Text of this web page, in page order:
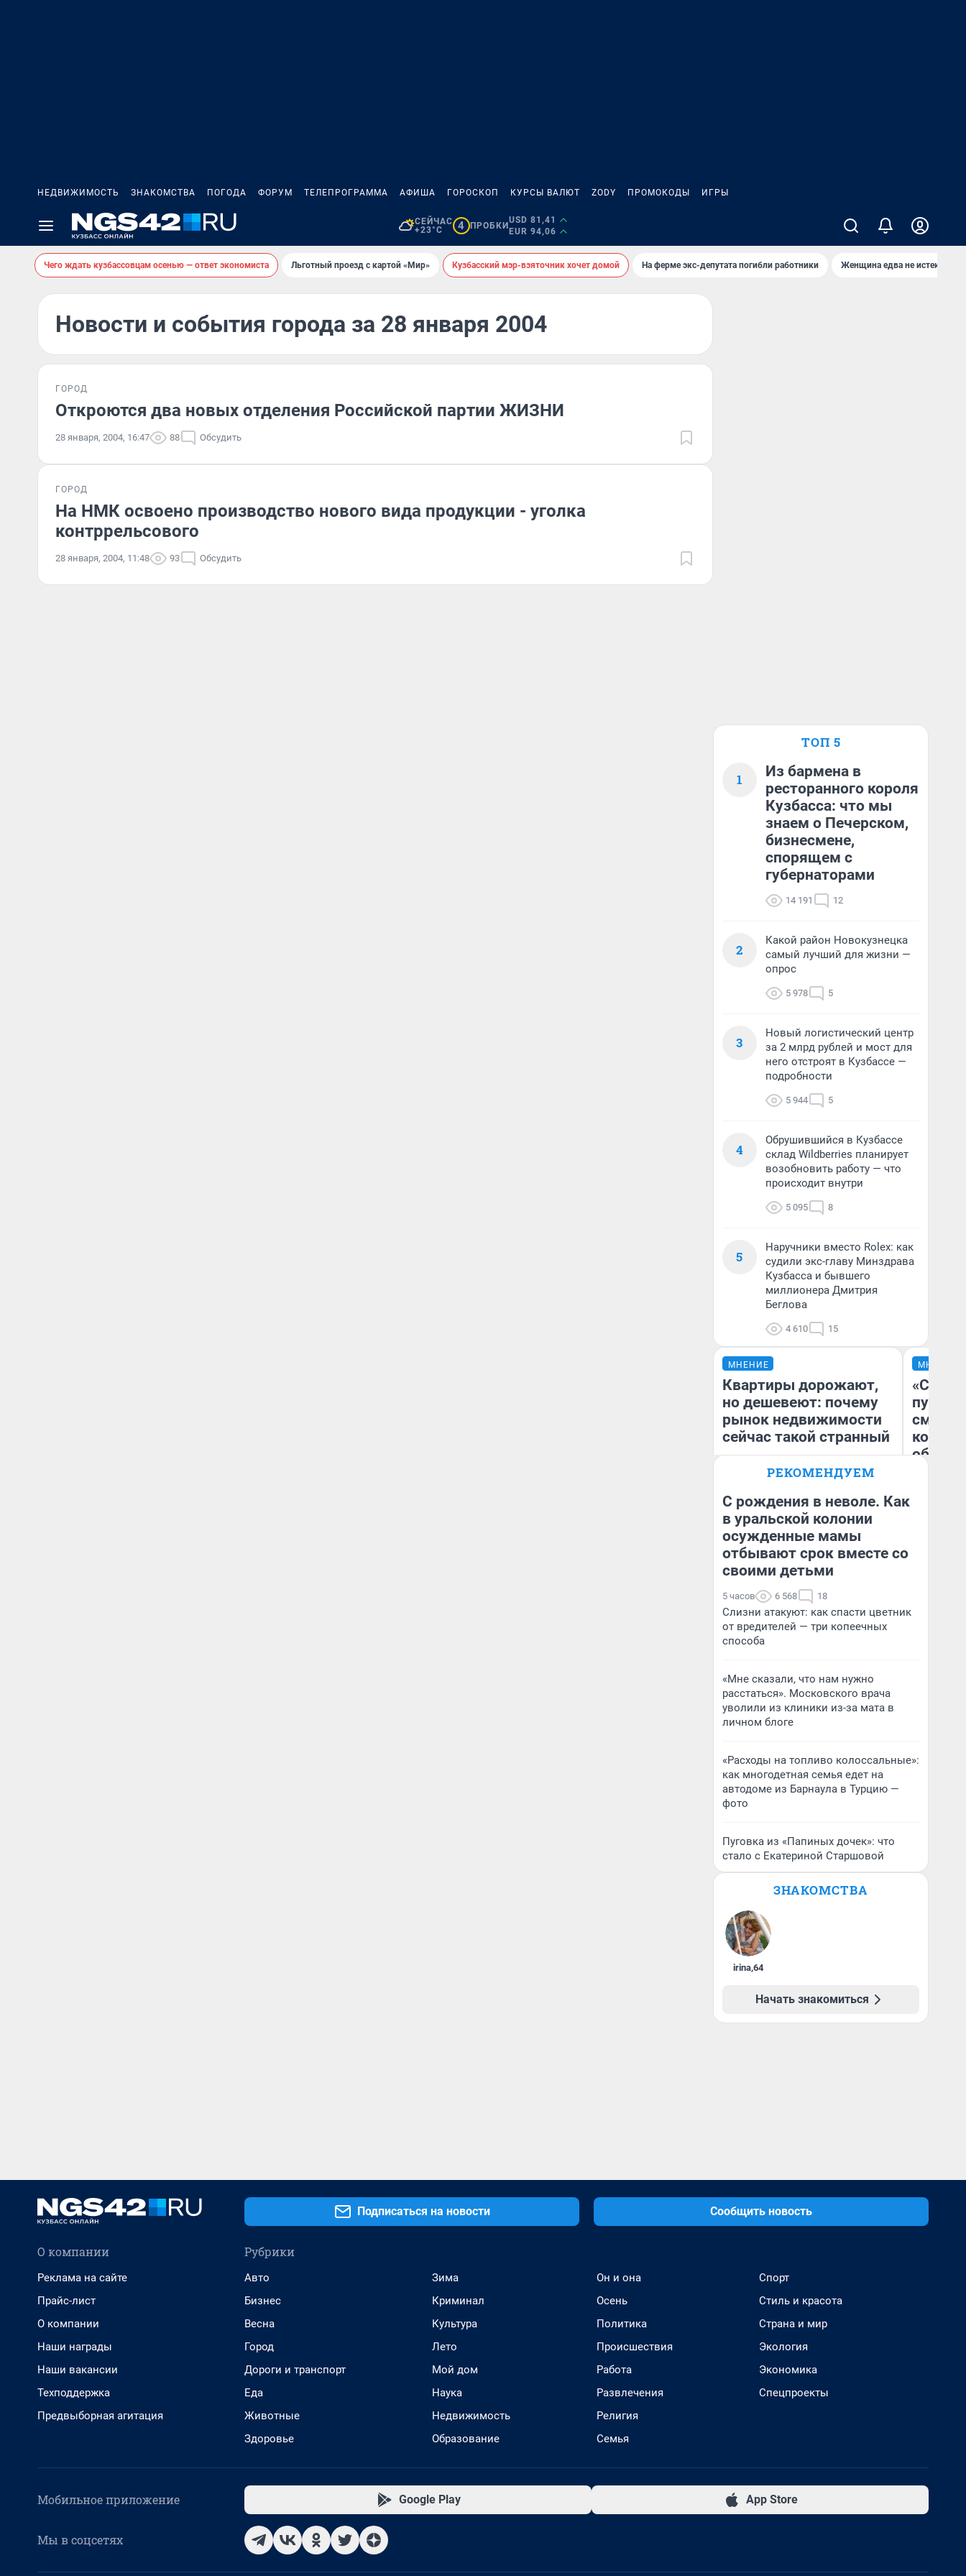
НЕДВИЖИМОСТЬ ЗНАКОМСТВА ПОГОДА ФОРУМ ТЕЛЕПРОГРАММА АФИША ГОРОСКОП КУРСЫ ВАЛЮТ ZODY ПРОМОКОДЫ ИГРЫ
СЕЙЧАС
+23°C
4 ПРОБКИ
USD 81,41
EUR 94,06
Чего ждать кузбассовцам осенью — ответ экономиста Льготный проезд с картой «Мир» Кузбасский мэр-взяточник хочет домой На ферме экс-депутата погибли работники Женщина едва не истекла
Новости и события города за 28 января 2004
ГОРОД
Откроются два новых отделения Российской партии ЖИЗНИ
28 января, 2004, 16:47 88 Обсудить
ГОРОД
На НМК освоено производство нового вида продукции - уголка
контррельсового
28 января, 2004, 11:48 93 Обсудить
ТОП 5
1
Из бармена в
ресторанного короля
Кузбасса: что мы
знаем о Печерском,
бизнесмене,
спорящем с
губернаторами
14 191 12
2
Какой район Новокузнецка
самый лучший для жизни —
опрос
5 978 5
3
Новый логистический центр
за 2 млрд рублей и мост для
него отстроят в Кузбассе —
подробности
5 944 5
4
Обрушившийся в Кузбассе
склад Wildberries планирует
возобновить работу — что
происходит внутри
5 095 8
5
Наручники вместо Rolex: как
судили экс-главу Минздрава
Кузбасса и бывшего
миллионера Дмитрия
Беглова
4 610 15
МНЕНИЕ
Квартиры дорожают,
но дешевеют: почему
рынок недвижимости
сейчас такой странный
Екатерина Торопова
директор агентства
недвижимости
МНЕНИЕ
РЕКОМЕНДУЕМ
С рождения в неволе. Как
в уральской колонии
осужденные мамы
отбывают срок вместе со
своими детьми
5 часов 6 568 18
Слизни атакуют: как спасти цветник
от вредителей — три копеечных
способа
«Мне сказали, что нам нужно
расстаться». Московского врача
уволили из клиники из-за мата в
личном блоге
«Расходы на топливо колоссальные»:
как многодетная семья едет на
автодоме из Барнаула в Турцию —
фото
Пуговка из «Папиных дочек»: что
стало с Екатериной Старшовой
ЗНАКОМСТВА
irina,64
Начать знакомиться
Подписаться на новости Сообщить новость
О компании
Реклама на сайте
Прайс-лист
О компании
Наши награды
Наши вакансии
Техподдержка
Предвыборная агитация
Рубрики
Авто
Бизнес
Весна
Город
Дороги и транспорт
Еда
Животные
Здоровье
Зима
Криминал
Культура
Лето
Мой дом
Наука
Недвижимость
Образование
Он и она
Осень
Политика
Происшествия
Работа
Развлечения
Религия
Семья
Спорт
Стиль и красота
Страна и мир
Экология
Экономика
Спецпроекты
Мобильное приложение Google Play App Store
Мы в соцсетях